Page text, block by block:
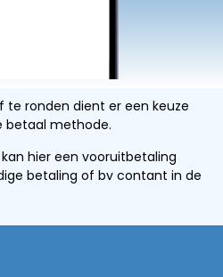
ronden dient er een keuze
betaal methode.
hier een vooruitbetaling
betaling of bv contant in de